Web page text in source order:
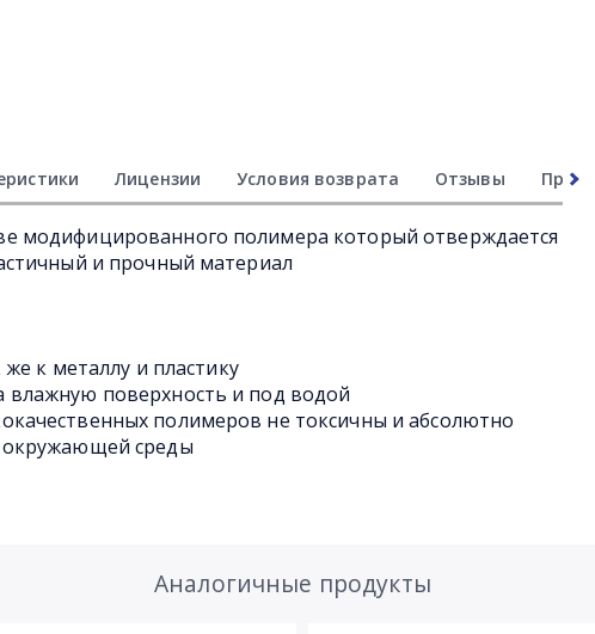
Лицензии Условия возврата Отзывы Прочее
модифицированного полимера который отверждается
и прочный материал
к металлу и пластику
поверхность и под водой
полимеров не токсичны и абсолютно
среды
Аналогичные продукты